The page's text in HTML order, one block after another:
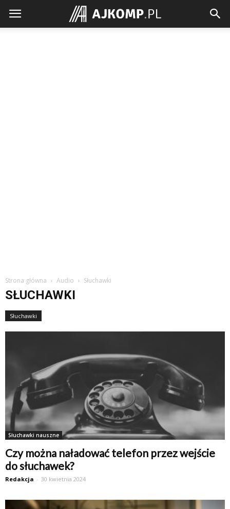
Ajkomp.pl
Strona główna Audio Słuchawki
SŁUCHAWKI
Słuchawki
Słuchawki nauszne
Czy można naładować telefon przez wejście
do słuchawek?
Redakcja - 30 kwietnia 2024